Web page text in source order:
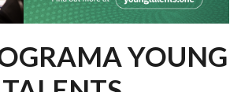
YOUNG